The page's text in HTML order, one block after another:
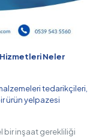
Neler
tedarikçileri,
ürün yelpazesi
bir inşaat gerekliliği